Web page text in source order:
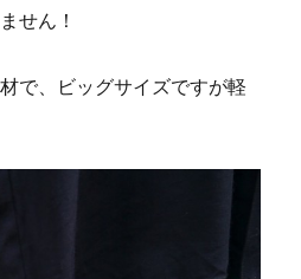
せん！
で、ビッグサイズですが軽